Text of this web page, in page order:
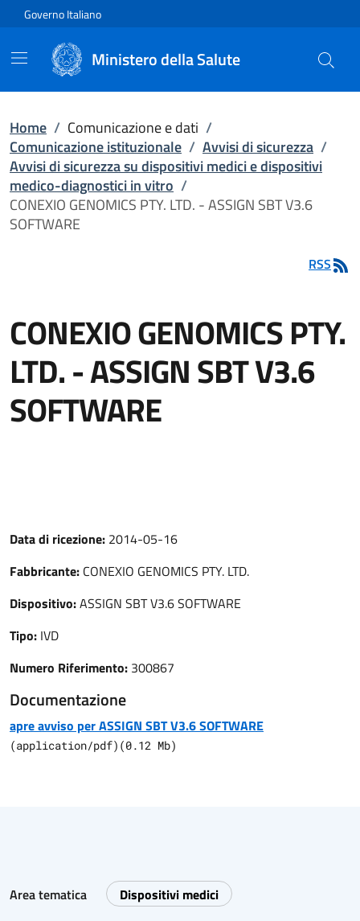
Vai direttamente al contenuto
Governo Italiano
Ministero della Salute
Home / Comunicazione e dati /
Comunicazione istituzionale / Avvisi di sicurezza /
Avvisi di sicurezza su dispositivi medici e dispositivi
medico-diagnostici in vitro /
CONEXIO GENOMICS PTY. LTD. - ASSIGN SBT V3.6
SOFTWARE
RSS
CONEXIO GENOMICS PTY.
LTD. - ASSIGN SBT V3.6
SOFTWARE
Data di ricezione: 2014-05-16
Fabbricante: CONEXIO GENOMICS PTY. LTD.
Dispositivo:ASSIGN SBT V3.6 SOFTWARE
Tipo: IVD
Numero Riferimento: 300867
Documentazione
apre avviso per ASSIGN SBT V3.6 SOFTWARE
(application/pdf) (0.12 Mb)
Area tematica Dispositivi medici